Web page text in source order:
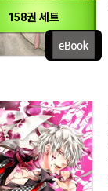
158권 세트